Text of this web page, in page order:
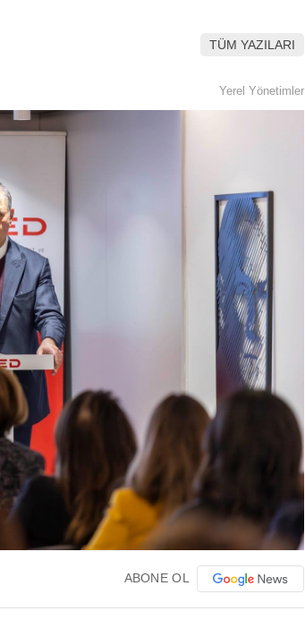
TÜM YAZILARI
Yerel Yönetimler
ABONE OL